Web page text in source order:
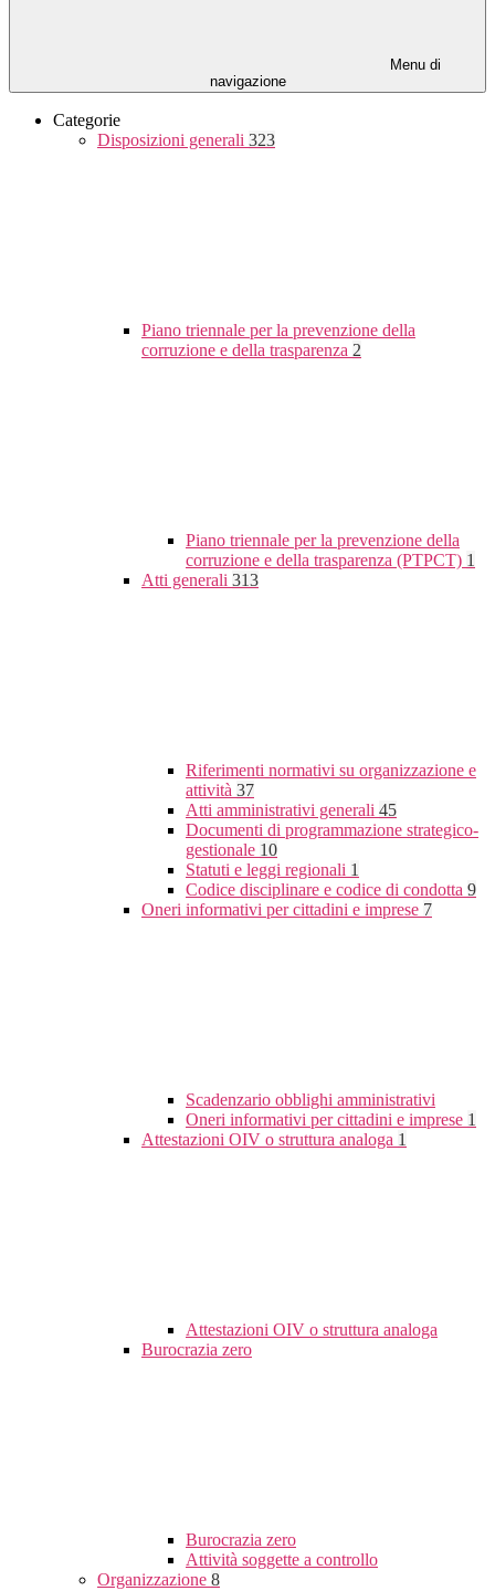
Menu di
navigazione
Categorie
Disposizioni generali 323
Piano triennale per la prevenzione della
corruzione e della trasparenza 2
Piano triennale per la prevenzione della
corruzione e della trasparenza (PTPCT) 1
Atti generali 313
Riferimenti normativi su organizzazione e
attività 37
Atti amministrativi generali 45
Documenti di programmazione strategico-
gestionale 10
Statuti e leggi regionali 1
Codice disciplinare e codice di condotta 9
Oneri informativi per cittadini e imprese 7
Scadenzario obblighi amministrativi
Oneri informativi per cittadini e imprese 1
Attestazioni OIV o struttura analoga 1
Attestazioni OIV o struttura analoga
Burocrazia zero
Burocrazia zero
Attività soggette a controllo
Organizzazione 8